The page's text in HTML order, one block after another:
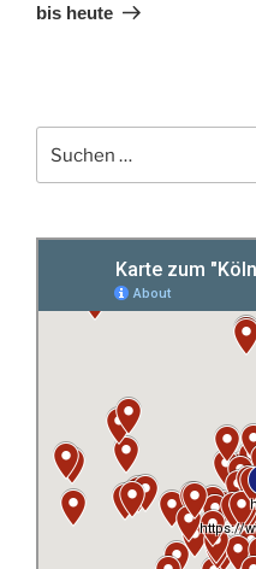
bis heute
nach: